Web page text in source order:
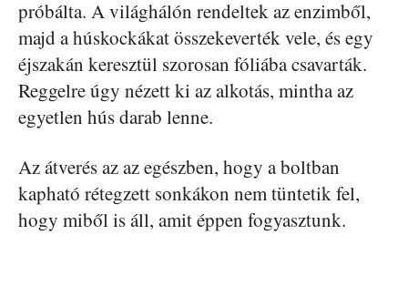
próbálta. A világhálón rendeltek az enzimből,
majd a húskockákat összekeverték vele, és egy
éjszakán keresztül szorosan fóliába csavarták.
Reggelre úgy nézett ki az alkotás, mintha az
egyetlen hús darab lenne.
Az átverés az az egészben, hogy a boltban
kapható rétegzett sonkákon nem tüntetik fel,
hogy miből is áll, amit éppen fogyasztunk.